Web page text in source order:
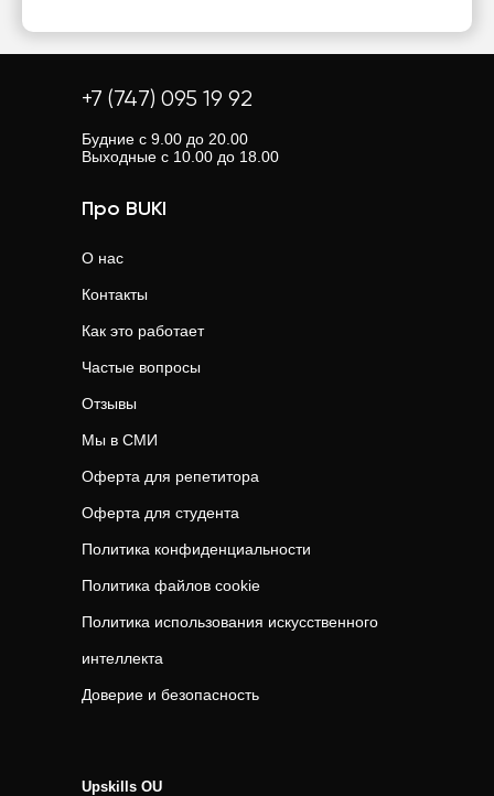
+7 (747) 095 19 92
Будние с 9.00 до 20.00
Выходные с 10.00 до 18.00
Про BUKI
О нас
Контакты
Как это работает
Частые вопросы
Отзывы
Мы в СМИ
Оферта для репетитора
Оферта для студента
Политика конфиденциальности
Политика файлов cookie
Политика использования искусственного
интеллекта
Доверие и безопасность
Upskills OU